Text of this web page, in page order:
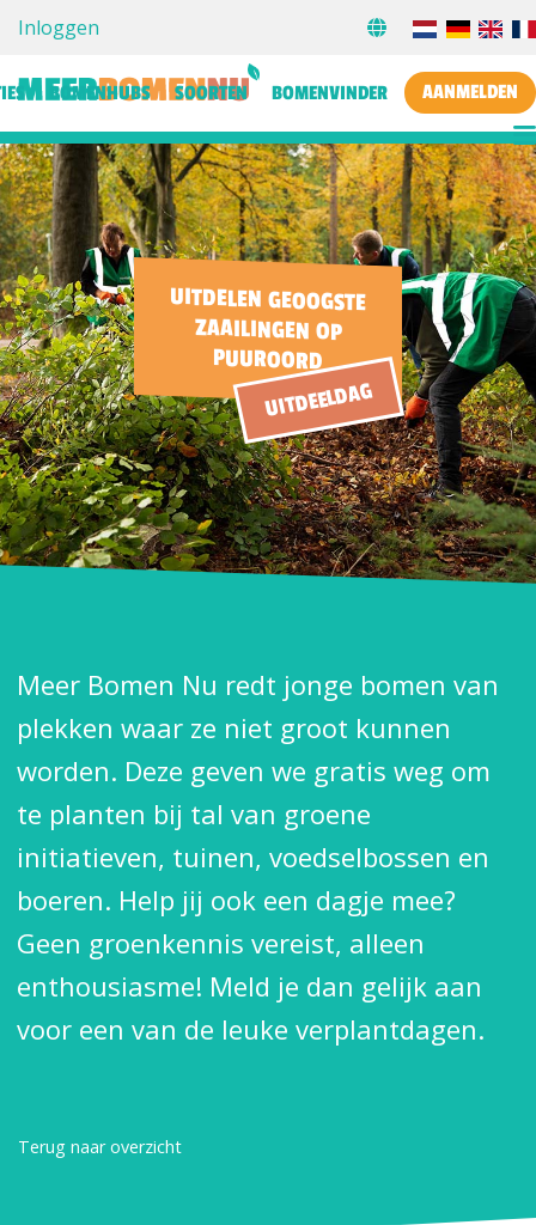
Inloggen
BOMENHUBS SOORTEN BOMENVINDER AANMELDEN
UITDELEN GEOOGSTE
ZAAILINGEN OP
PUUROORD
UITDEELDAG
Meer Bomen Nu redt jonge bomen van
plekken waar ze niet groot kunnen
worden. Deze geven we gratis weg om
te planten bij tal van groene
initiatieven, tuinen, voedselbossen en
boeren. Help jij ook een dagje mee?
Geen groenkennis vereist, alleen
enthousiasme! Meld je dan gelijk aan
voor een van de leuke verplantdagen.
Terug naar overzicht